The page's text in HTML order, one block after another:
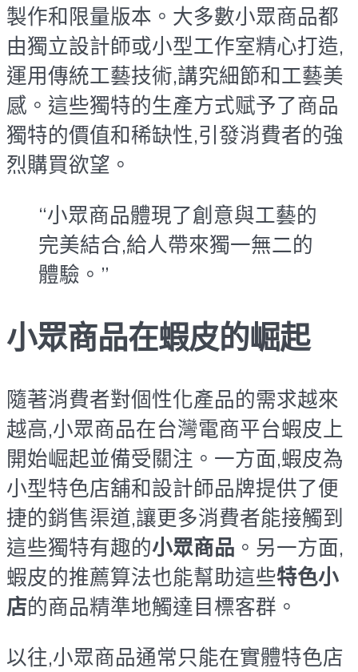
製作和限量版本。大多數小眾商品都
由獨立設計師或小型工作室精心打造,
運用傳統工藝技術,講究細節和工藝美
感。這些獨特的生產方式赋予了商品
獨特的價值和稀缺性,引發消費者的強
烈購買欲望。
“小眾商品體現了創意與工藝的
完美結合,給人帶來獨一無二的
體驗。”
小眾商品在蝦皮的崛起
隨著消費者對個性化產品的需求越來
越高,小眾商品在台灣電商平台蝦皮上
開始崛起並備受關注。一方面,蝦皮為
小型特色店舖和設計師品牌提供了便
捷的銷售渠道,讓更多消費者能接觸到
這些獨特有趣的小眾商品 。另一方面,
蝦皮的推薦算法也能幫助這些特色小
店的商品精準地觸達目標客群。
以往,小眾商品通常只能在實體特色店